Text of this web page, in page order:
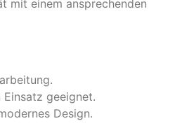
mit einem ansprechenden
Einsatz geeignet.
Design.